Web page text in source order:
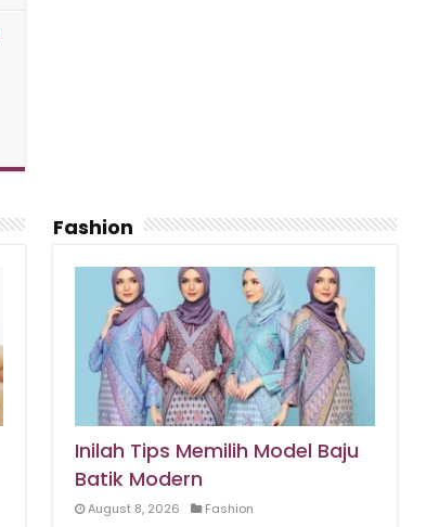
Fashion
Inilah Tips Memilih Model Baju
Batik Modern
August 8, 2026 Fashion